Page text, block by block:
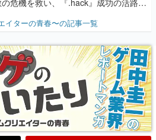
Youtube
RSS